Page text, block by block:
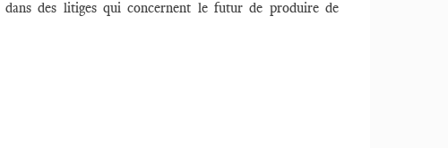
dans des litiges qui concernent le futur de produire de